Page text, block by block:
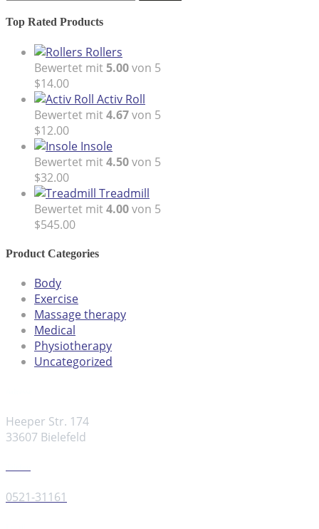
Top Rated Products
Rollers
Bewertet mit 5.00von 5
$14.00
Activ Roll
Bewertet mit4.67von 5
$12.00
Insole
Bewertet mit4.50von 5
$32.00
Treadmill
Bewertet mit4.00von 5
$545.00
Product Categories
Body
Exercise
Massage therapy
Medical
Physiotherapy
Uncategorized
Heeper Str. 174
33607 Bielefeld
0521-31161